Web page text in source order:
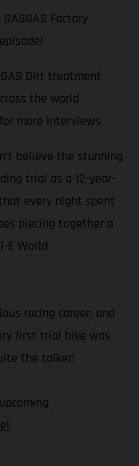
Factory
Dirt treatment
the world
for more interviews
believe the stunning
trial as a 12-year-
every night spent
piecing together a
E World
racing career, and
first trial bike was
the talker!
.